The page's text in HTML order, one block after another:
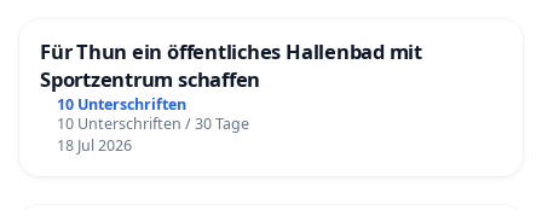
Für Thun ein öffentliches Hallenbad mit
Sportzentrum schaffen
10 Unterschriften
10 Unterschriften / 30 Tage
18 Jul 2026